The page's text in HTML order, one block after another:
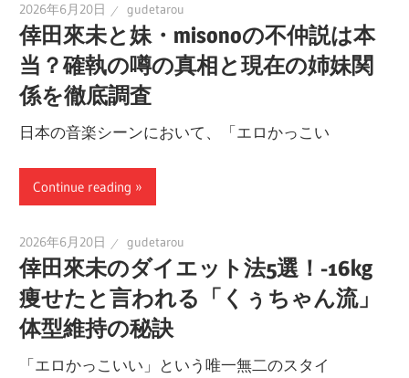
2026年6月20日 gudetarou
倖田來未と妹・misonoの不仲説は本
当？確執の噂の真相と現在の姉妹関
係を徹底調査
日本の音楽シーンにおいて、「エロかっこい
Continue reading
2026年6月20日 gudetarou
倖田來未のダイエット法5選！-16kg
痩せたと言われる「くぅちゃん流」
体型維持の秘訣
「エロかっこいい」という唯一無二のスタイ